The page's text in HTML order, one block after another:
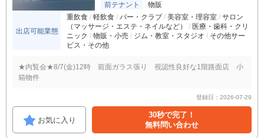
前テナント
物販
出店可能業態
重飲食 軽飲食 バー・クラブ 美容室・理容室
サロン
（マッサージ・エステ・ネイルなど）
医療・歯科・クリ
ニック
物販・小売 ジム・教室・スタジオ
その他サー
ビス・その他
★内覧会★8/7(金)12時 前面ガラス張り 視認性良好な1階路面店 小
箱物件
登録日：2026-07-29
お気に入り
30秒で完了！
無料問い合わせ